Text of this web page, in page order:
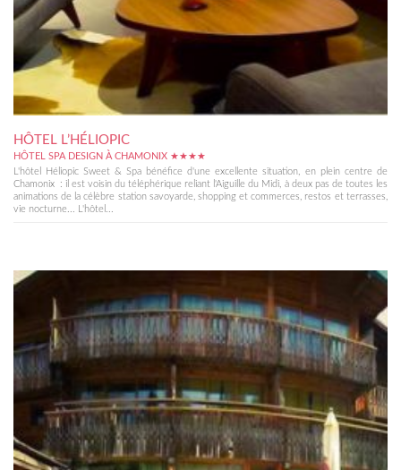
HÔTEL L’HÉLIOPIC
HÔTEL SPA DESIGN À CHAMONIX ★★★★
L'hôtel Héliopic Sweet & Spa bénéfice d'une excellente situation, en plein centre de
Chamonix : il est voisin du téléphérique reliant l'Aiguille du Midi, à deux pas de toutes les
animations de la célèbre station savoyarde, shopping et commerces, restos et terrasses,
vie nocturne... L'hôtel...